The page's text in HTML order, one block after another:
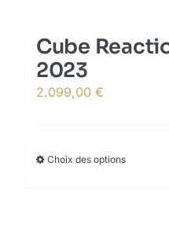
Cube
2023
2.099,00 €
Choix des optionsThis